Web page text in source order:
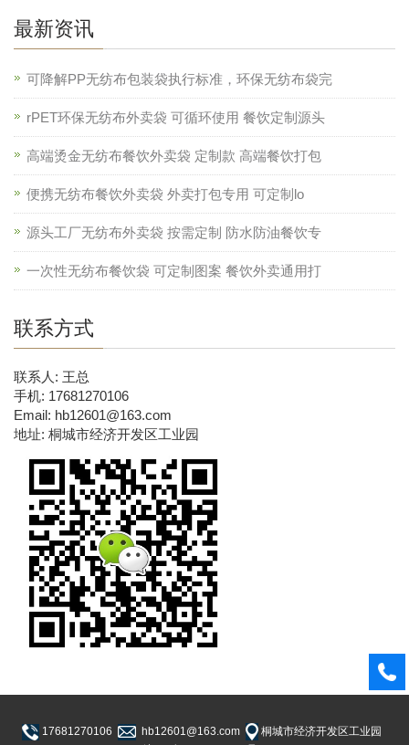
最新资讯
可降解PP无纺布包装袋执行标准，环保无纺布袋完
rPET环保无纺布外卖袋 可循环使用 餐饮定制源头
高端烫金无纺布餐饮外卖袋 定制款 高端餐饮打包
便携无纺布餐饮外卖袋 外卖打包专用 可定制lo
源头工厂无纺布外卖袋 按需定制 防水防油餐饮专
一次性无纺布餐饮袋 可定制图案 餐饮外卖通用打
联系方式
联系人: 王总
手机: 17681270106
Email: hb12601@163.com
地址: 桐城市经济开发区工业园
17681270106 hb12601@163.com
桐城市经济开发区工业园